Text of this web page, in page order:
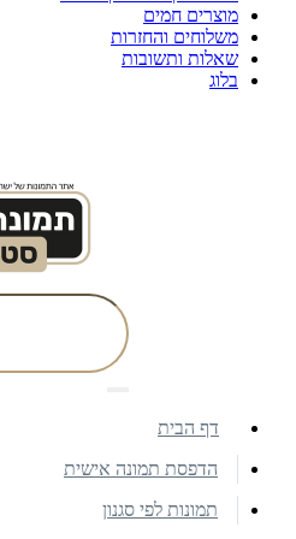
מוצרים חמים
משלוחים והחזרות
שאלות ותשובות
בלוג
דף הבית
הדפסת תמונה אישית
תמונות לפי סגנון